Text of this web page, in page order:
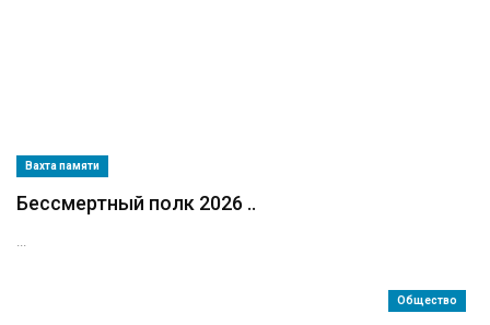
Вахта памяти
Бессмертный полк 2026 ..
...
Общество